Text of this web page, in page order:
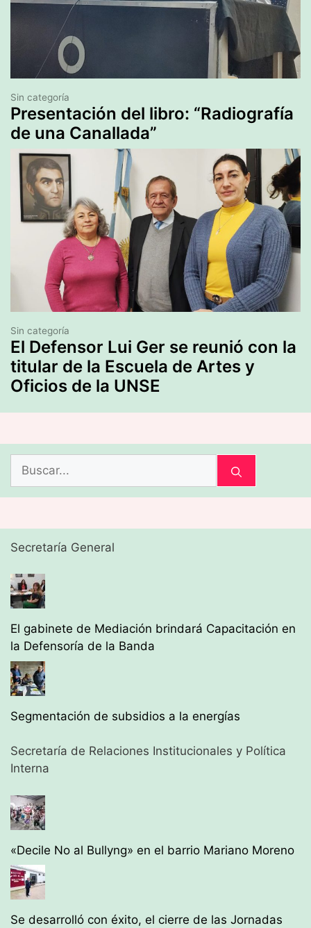
Presentación del libro: “Radiografía
de una Canallada”
Sin categoría
El Defensor Lui Ger se reunió con la
titular de la Escuela de Artes y
Oficios de la UNSE
Sin categoría
Secretaría General
El gabinete de Mediación brindará Capacitación en
la Defensoría de la Banda
Segmentación de subsidios a la energías
Secretaría de Relaciones Institucionales y Política
Interna
«Decile No al Bullyng» en el barrio Mariano Moreno
Se desarrolló con éxito, el cierre de las Jornadas